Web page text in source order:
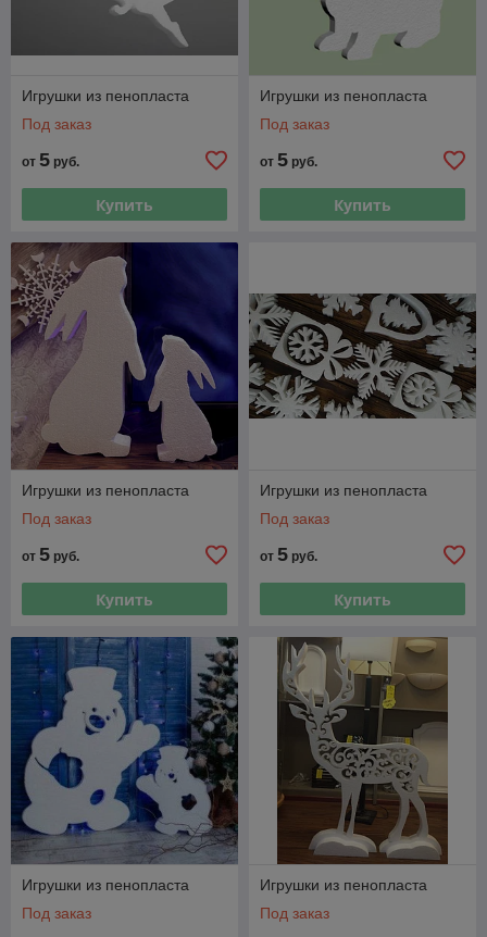
Игрушки из пенопласта
Под заказ
от 5 руб.
Купить
Игрушки из пенопласта
Под заказ
от 5 руб.
Купить
Игрушки из пенопласта
Под заказ
от 5 руб.
Купить
Игрушки из пенопласта
Под заказ
от 5 руб.
Купить
Игрушки из пенопласта
Под заказ
Игрушки из пенопласта
Под заказ